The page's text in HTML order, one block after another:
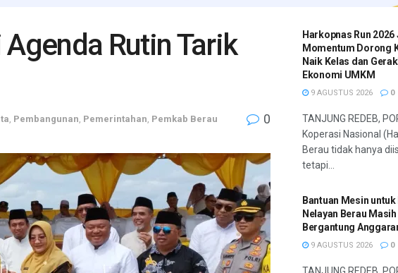
Rutin Tarik
, Pembangunan, Pemerintahan, Pemkab Berau 0
Harkopnas Run 2026
Momentum Dorong
Naik Kelas dan
Ekonomi UMKM
9 AGUSTUS 2026 0
TANJUNG REDEB,
Koperasi Nasional
Berau tidak hanya
tetapi...
Bantuan Mesin
Nelayan Berau Masih
Bergantung
9 AGUSTUS 2026 0
TANJUNG REDEB,